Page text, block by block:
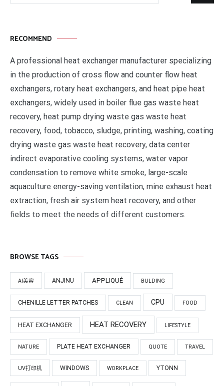
索：
RECOMMEND
A professional heat exchanger manufacturer specializing
in the production of cross flow and counter flow heat
exchangers, rotary heat exchangers, and heat pipe heat
exchangers, widely used in boiler flue gas waste heat
recovery, heat pump drying waste gas waste heat
recovery, food, tobacco, sludge, printing, washing, coating
drying waste gas waste heat recovery, data center
indirect evaporative cooling systems, water vapor
condensation to remove white smoke, large-scale
aquaculture energy-saving ventilation, mine exhaust heat
extraction, fresh air system heat recovery, and other
fields to meet the needs of different customers.
BROWSE TAGS
AI美容 ANJINU APPLIQUÉ BULDING
CHENILLE LETTER PATCHES CLEAN CPU FOOD
HEAT EXCHANGER HEAT RECOVERY LIFESTYLE
NATURE PLATE HEAT EXCHANGER QUOTE TRAVEL
UV打印机 WINDOWS WORKPLACE YTONN